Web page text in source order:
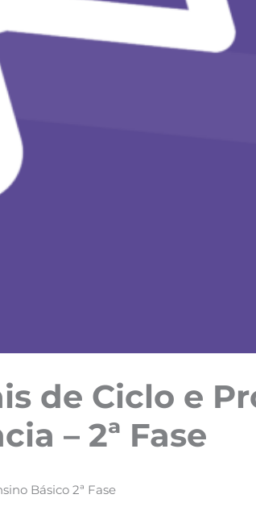
de Ciclo e
– 2ª Fase
Básico 2ª Fase